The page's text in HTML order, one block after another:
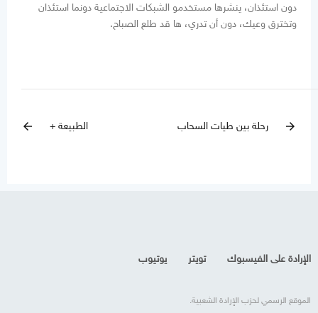
دون استئذان، ينشرها مستخدمو الشبكات الاجتماعية دونما استئذان
وتخترق وعيك، دون أن تدري، ها قد طلع الصباح.
arrow_forward رحلة بين طيات السحاب الطبيعة + arrow_back
الإرادة على الفيسبوك تويتر يوتيوب
الموقع الرسمي لحزب الإرادة الشعبية.